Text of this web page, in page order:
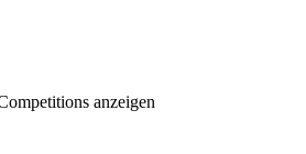
anzeigen